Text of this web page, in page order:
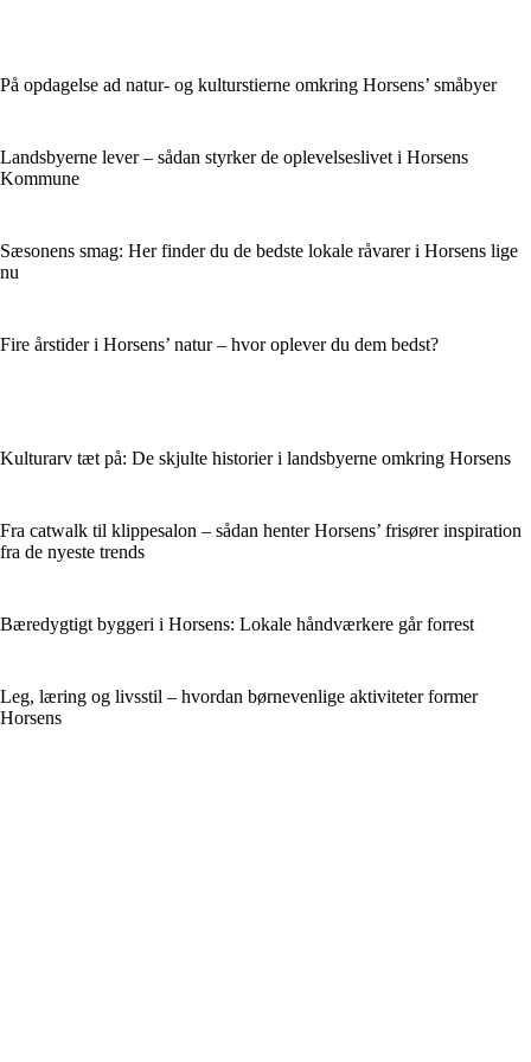
På opdagelse ad natur- og kulturstierne omkring Horsens’ småbyer
Landsbyerne lever – sådan styrker de oplevelseslivet i Horsens
Kommune
Sæsonens smag: Her finder du de bedste lokale råvarer i Horsens lige
nu
Fire årstider i Horsens’ natur – hvor oplever du dem bedst?
Kulturarv tæt på: De skjulte historier i landsbyerne omkring Horsens
Fra catwalk til klippesalon – sådan henter Horsens’ frisører inspiration
fra de nyeste trends
Bæredygtigt byggeri i Horsens: Lokale håndværkere går forrest
Leg, læring og livsstil – hvordan børnevenlige aktiviteter former
Horsens